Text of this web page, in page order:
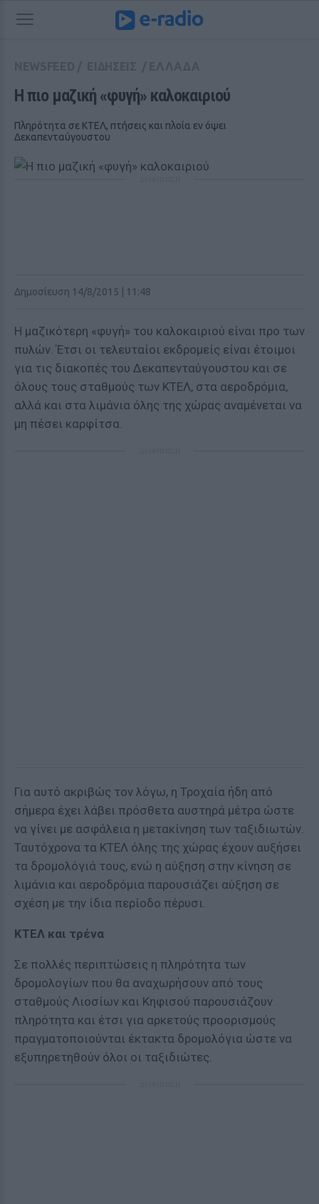
Η πιο μαζική «φυγή» καλοκαιριού
Πληρότητα σε ΚΤΕΛ, πτήσεις και πλοία εν όψει
Δεκαπενταύγουστου
Δημοσίευση 14/8/2015 | 11:48
Η μαζικότερη «φυγή» του καλοκαιριού είναι προ των
πυλών. Έτσι οι τελευταίοι εκδρομείς είναι έτοιμοι
για τις διακοπές του Δεκαπενταύγουστου και σε
όλους τους σταθμούς των ΚΤΕΛ, στα αεροδρόμια,
αλλά και στα λιμάνια όλης της χώρας αναμένεται να
μη πέσει καρφίτσα.
Για αυτό ακριβώς τον λόγω, η Τροχαία ήδη από
σήμερα έχει λάβει πρόσθετα αυστηρά μέτρα ώστε
να γίνει με ασφάλεια η μετακίνηση των ταξιδιωτών.
Ταυτόχρονα τα ΚΤΕΛ όλης της χώρας έχουν αυξήσει
τα δρομολόγιά τους, ενώ η αύξηση στην κίνηση σε
λιμάνια και αεροδρόμια παρουσιάζει αύξηση σε
σχέση με την ίδια περίοδο πέρυσι.
ΚΤΕΛ και τρένα
Σε πολλές περιπτώσεις η πληρότητα των
δρομολογίων που θα αναχωρήσουν από τους
σταθμούς Λιοσίων και Κηφισού παρουσιάζουν
πληρότητα και έτσι για αρκετούς προορισμούς
πραγματοποιούνται έκτακτα δρομολόγια ώστε να
εξυπηρετηθούν όλοι οι ταξιδιώτες.